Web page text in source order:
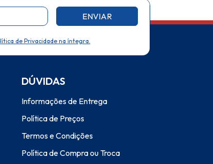
ENVIAR
de Privacidade na íntegra.
DÚVIDAS
Informações de Entrega
Política de Preços
Termos e Condições
Política de Compra ou Troca